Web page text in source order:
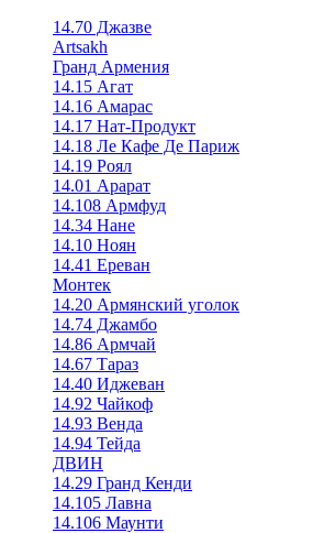
14.70 Джазве
Artsakh
Гранд Армения
14.15 Агат
14.16 Амарас
14.17 Нат-Продукт
14.18 Ле Кафе Де Париж
14.19 Роял
14.01 Арарат
14.108 Армфуд
14.34 Нане
14.10 Ноян
14.41 Ереван
Монтек
14.20 Армянский уголок
14.74 Джамбо
14.86 Армчай
14.67 Тараз
14.40 Иджеван
14.92 Чайкоф
14.93 Венда
14.94 Тейда
ДВИН
14.29 Гранд Кенди
14.105 Лавна
14.106 Маунти